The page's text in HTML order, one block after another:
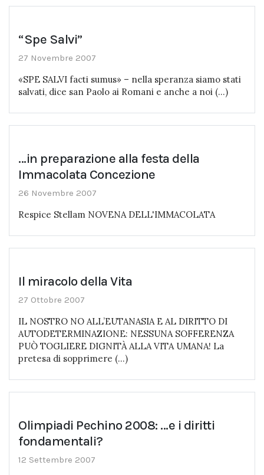
“Spe Salvi”
27 Novembre 2007
«SPE SALVI facti sumus» – nella speranza siamo stati
salvati, dice san Paolo ai Romani e anche a noi (...)
...in preparazione alla festa della
Immacolata Concezione
26 Novembre 2007
Respice Stellam NOVENA DELL'IMMACOLATA
Il miracolo della Vita
27 Ottobre 2007
IL NOSTRO NO ALL’EUTANASIA E AL DIRITTO DI
AUTODETERMINAZIONE: NESSUNA SOFFERENZA
PUÒ TOGLIERE DIGNITÀ ALLA VITA UMANA! La
pretesa di sopprimere (...)
Olimpiadi Pechino 2008: ...e i diritti
fondamentali?
12 Settembre 2007